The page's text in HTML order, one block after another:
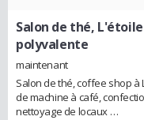
Salon de thé,
polyvalente
maintenant
Salon de thé, coffee shop à
de machine à café,
nettoyage de locaux …